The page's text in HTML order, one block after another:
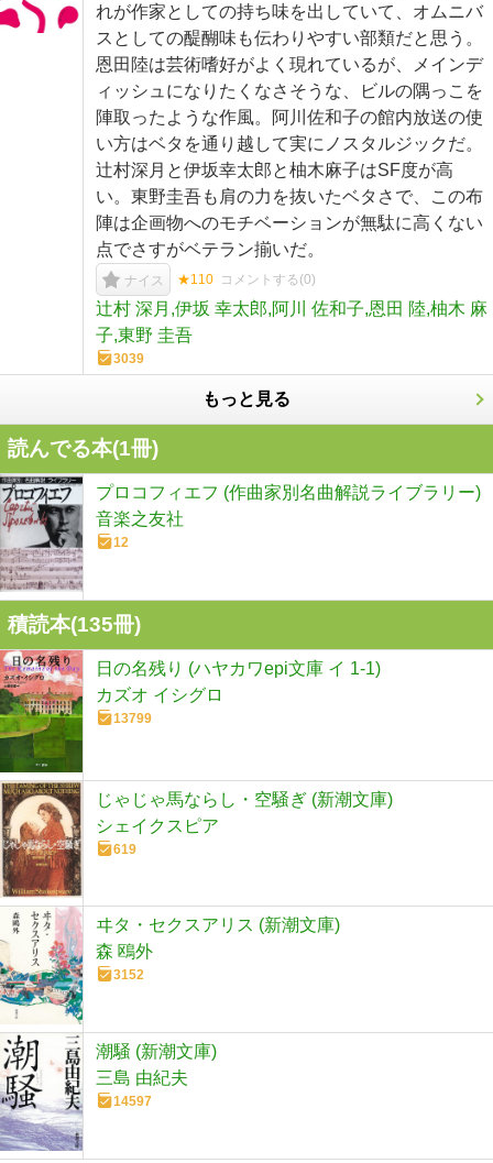
れが作家としての持ち味を出していて、オムニバ
スとしての醍醐味も伝わりやすい部類だと思う。
恩田陸は芸術嗜好がよく現れているが、メインデ
ィッシュになりたくなさそうな、ビルの隅っこを
陣取ったような作風。阿川佐和子の館内放送の使
い方はベタを通り越して実にノスタルジックだ。
辻村深月と伊坂幸太郎と柚木麻子はSF度が高
い。東野圭吾も肩の力を抜いたベタさで、この布
陣は企画物へのモチベーションが無駄に高くない
点でさすがベテラン揃いだ。
ナイス ★110 コメントする(0)
辻村 深月,伊坂 幸太郎,阿川 佐和子,恩田 陸,柚木 麻
子,東野 圭吾
3039
もっと見る
読んでる本(1冊)
プロコフィエフ (作曲家別名曲解説ライブラリー)
音楽之友社
12
積読本(135冊)
日の名残り (ハヤカワepi文庫 イ 1-1)
カズオ イシグロ
13799
じゃじゃ馬ならし・空騒ぎ (新潮文庫)
シェイクスピア
619
ヰタ・セクスアリス (新潮文庫)
森 鴎外
3152
潮騒 (新潮文庫)
三島 由紀夫
14597